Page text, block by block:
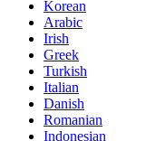
Korean
Arabic
Irish
Greek
Turkish
Italian
Danish
Romanian
Indonesian